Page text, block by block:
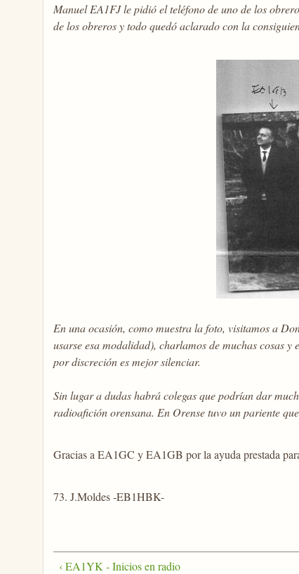
Manuel EA1FJ le pidió el teléfono de uno de los
de los obreros y todo quedó aclarado con la
En una ocasión, como muestra la foto, visitamos a
usarse esa modalidad), charlamos de muchas cosas
por discreción es mejor silenciar.
Sin lugar a dudas habrá colegas que podrían dar
radioafición orensana. En Orense tuvo un pariente
Gracias a EA1GC y EA1GB por la ayuda prestada
73. J.Moldes -EB1HBK-
‹ EA1YK - Inicios en radio